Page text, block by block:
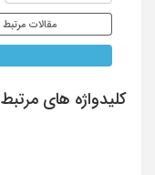
مقالات مرتبط
کلیدواژه های مرتبط